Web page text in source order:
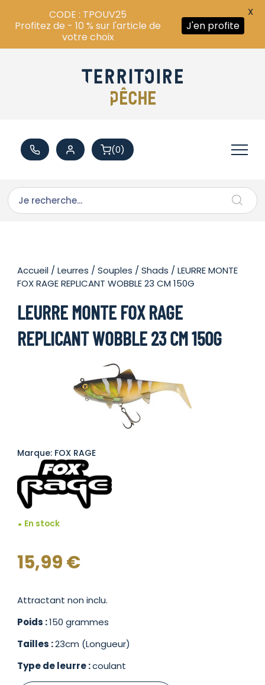
(0)
Accueil /Leurres /Souples /Shads / LEURRE MONTE
FOX RAGE REPLICANT WOBBLE 23 CM 150G
LEURRE MONTE FOX RAGE
REPLICANT WOBBLE 23 CM 150G
Marque: FOX RAGE
En stock
15,99€
Attractant non inclu.
Poids :150 grammes
Tailles :23cm (Longueur)
Type de leurre :coulant
CODE : TPOUV25
Profitez de - 10 % sur l'article de
votre choix
J'en profite
X